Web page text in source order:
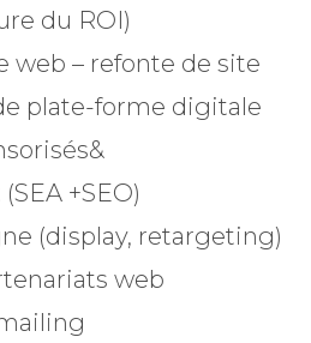
du ROI)
web – refonte de site
plate-forme digitale
+SEO)
(display, retargeting)
web